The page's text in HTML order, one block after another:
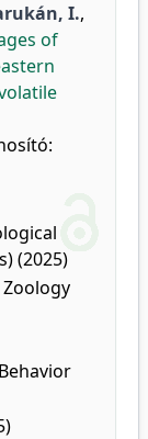
I.,
of
(2025)